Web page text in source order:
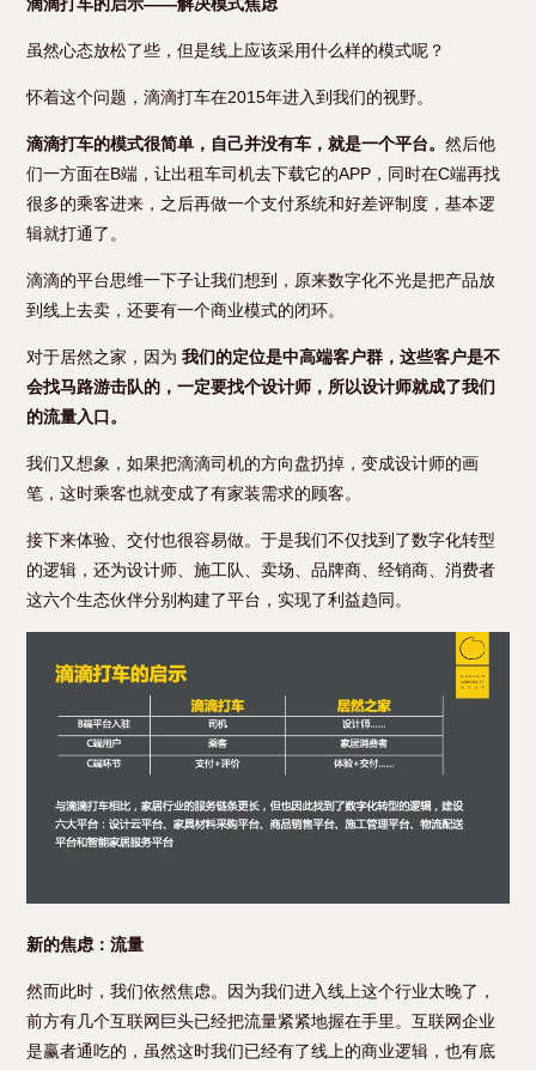
滴滴打车的启示——解决模式焦虑
虽然心态放松了些，但是线上应该采用什么样的模式呢？
怀着这个问题，滴滴打车在2015年进入到我们的视野。
滴滴打车的模式很简单，自己并没有车，就是一个平台。然后他
们一方面在B端，让出租车司机去下载它的APP，同时在C端再找
很多的乘客进来，之后再做一个支付系统和好差评制度，基本逻
辑就打通了。
滴滴的平台思维一下子让我们想到，原来数字化不光是把产品放
到线上去卖，还要有一个商业模式的闭环。
对于居然之家，因为我们的定位是中高端客户群，这些客户是不
会找马路游击队的，一定要找个设计师，所以设计师就成了我们
的流量入口。
我们又想象，如果把滴滴司机的方向盘扔掉，变成设计师的画
笔，这时乘客也就变成了有家装需求的顾客。
接下来体验、交付也很容易做。于是我们不仅找到了数字化转型
的逻辑，还为设计师、施工队、卖场、品牌商、经销商、消费者
这六个生态伙伴分别构建了平台，实现了利益趋同。
新的焦虑：流量
然而此时，我们依然焦虑。因为我们进入线上这个行业太晚了，
前方有几个互联网巨头已经把流量紧紧地握在手里。互联网企业
是赢者通吃的，虽然这时我们已经有了线上的商业逻辑，也有底